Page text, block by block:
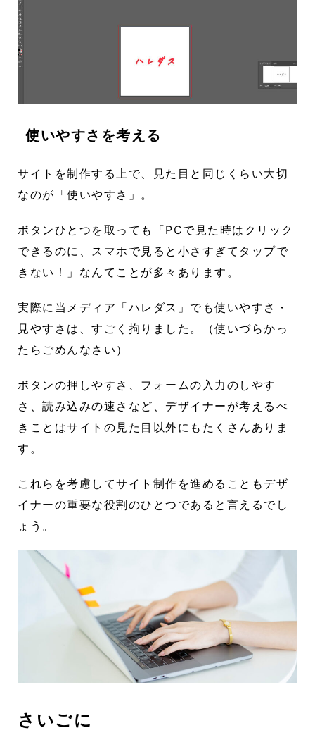
使いやすさを考える
サイトを制作する上で、見た目と同じくらい大切
なのが「使いやすさ」。
ボタンひとつを取っても「PCで見た時はクリック
できるのに、スマホで見ると小さすぎてタップで
きない！」なんてことが多々あります。
実際に当メディア「ハレダス」でも使いやすさ・
見やすさは、すごく拘りました。（使いづらかっ
たらごめんなさい）
ボタンの押しやすさ、フォームの入力のしやす
さ、読み込みの速さなど、デザイナーが考えるべ
きことはサイトの見た目以外にもたくさんありま
す。
これらを考慮してサイト制作を進めることもデザ
イナーの重要な役割のひとつであると言えるでし
ょう。
さいごに